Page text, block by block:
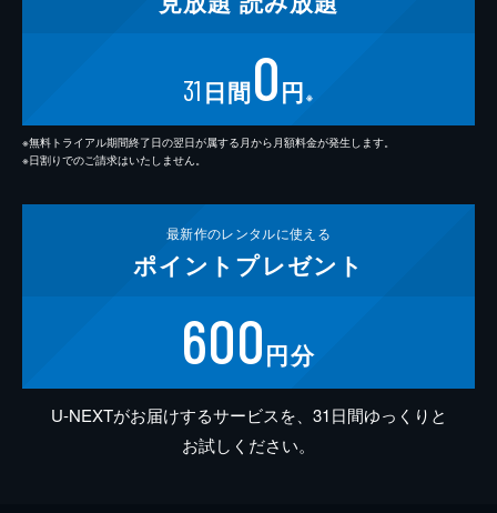
31 日間0円 ※
※無料トライアル期間終了日の翌日が属する月から月額料金が発生します。
※日割りでのご請求はいたしません。
最新作のレンタルに使える
ポイント プレゼント
600円分
U-NEXTがお届けするサービスを、31日間ゆっくりと
お試しください。